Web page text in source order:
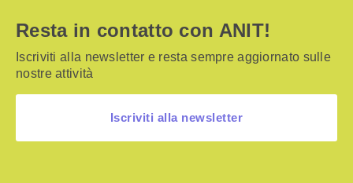
Resta in contatto con ANIT!
Iscriviti alla newsletter e resta sempre aggiornato sulle
nostre attività
Iscriviti alla newsletter